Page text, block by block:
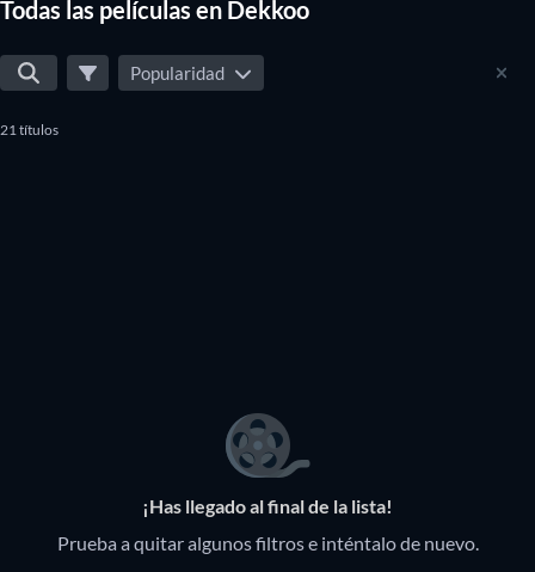
Todas las películas en Dekkoo
Popularidad
21 títulos
¡Has llegado al final de la lista!
Prueba a quitar algunos filtros e inténtalo de nuevo.